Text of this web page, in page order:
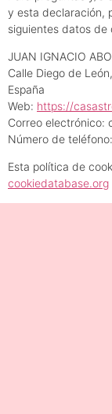
y esta declaración,
siguientes datos de
JUAN IGNACIO
Calle Diego de
España
Web: https://
Correo electrónico:
Número de
Esta política de
cookiedatabase.org